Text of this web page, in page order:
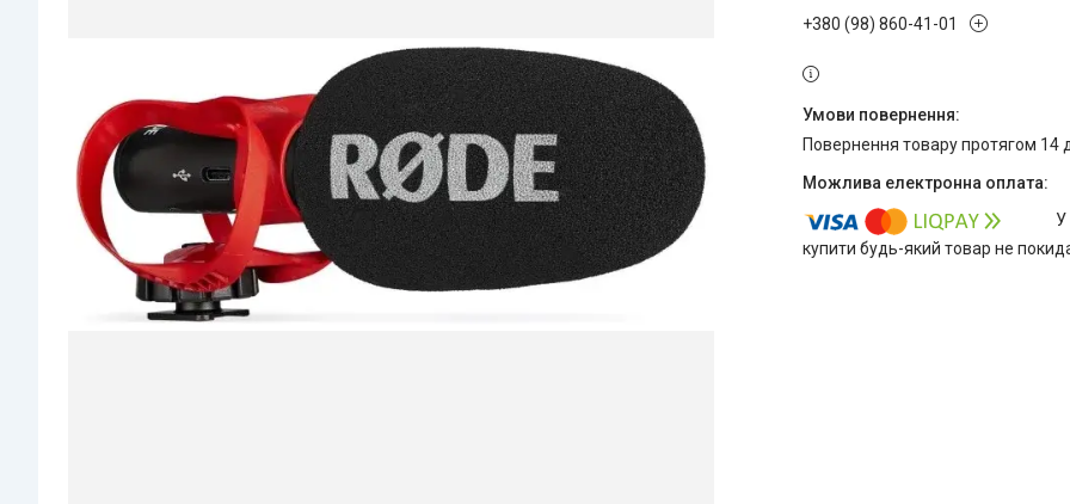
+380 (98) 860-41-01
повернення товару протягом 14
У
купити будь-який товар не